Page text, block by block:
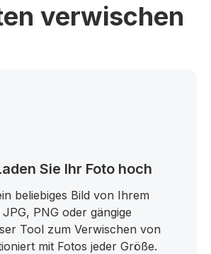
verwischen
Sie Ihr Foto hoch
beliebiges Bild von Ihrem
PNG oder gängige
Tool zum Verwischen von
mit Fotos jeder Größe.